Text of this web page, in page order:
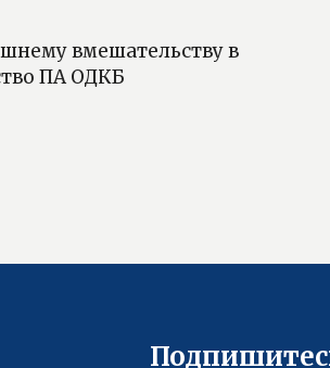
вмешательству в
ПА ОДКБ